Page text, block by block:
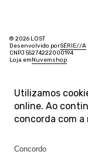
© 2026 LOST
Desenvolvido porSÉRIE//A
CNPJ 55274222000194
Loja emNuvemshop
Utilizamos
online. Ao
concorda com a
Concordo